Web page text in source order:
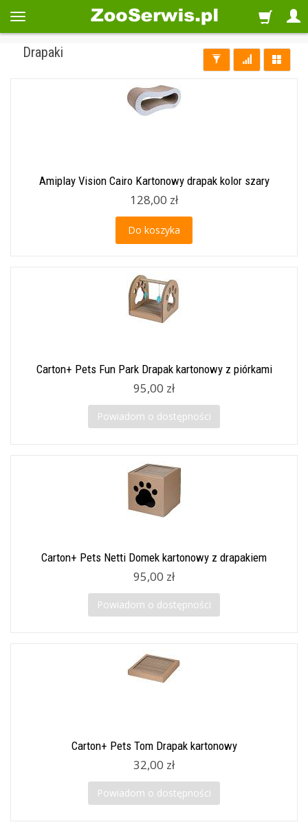
Drapaki
Amiplay Vision Cairo Kartonowy drapak kolor szary
128,00 zł
Do koszyka
Carton+ Pets Fun Park Drapak kartonowy z piórkami
95,00 zł
Powiadom o dostępności
Carton+ Pets Netti Domek kartonowy z drapakiem
95,00 zł
Powiadom o dostępności
Carton+ Pets Tom Drapak kartonowy
32,00 zł
Powiadom o dostępności